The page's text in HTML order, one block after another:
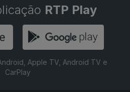
RTP Play
Apple TV, Android TV e
CarPlay